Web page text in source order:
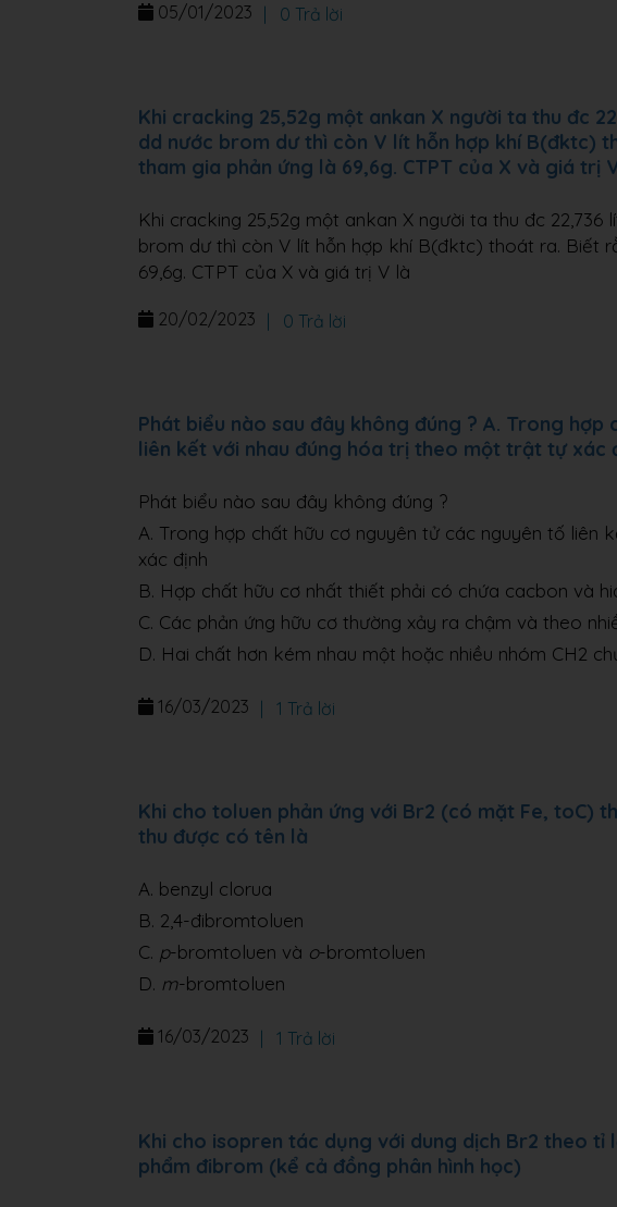
05/01/2023 0 Trả lời
Khi cracking 25,52g một ankan X người ta thu đc
dd nước brom dư thì còn V lít hỗn hợp khí B(đktc)
tham gia phản ứng là 69,6g. CTPT của X và giá trị
Khi cracking 25,52g một ankan X người ta thu đc
brom dư thì còn V lít hỗn hợp khí B(đktc) thoát ra. Biết
69,6g. CTPT của X và giá trị V là
20/02/2023 0 Trả lời
Phát biểu nào sau đây không đúng ? A. Trong
liên kết với nhau đúng hóa trị theo một trật tự xác
Phát biểu nào sau đây không đúng ?
A. Trong hợp chất hữu cơ nguyên tử các nguyên tố
xác định
B. Hợp chất hữu cơ nhất thiết phải có chứa cacbon và
C. Các phản ứng hữu cơ thường xảy ra chậm và theo
D. Hai chất hơn kém nhau một hoặc nhiều nhóm CH2
16/03/2023 1 Trả lời
Khi cho toluen phản ứng với Br2 (có mặt Fe, toC)
thu được có tên là
A. benzyl clorua
B. 2,4-đibromtoluen
C. p-bromtoluen và o-bromtoluen
D. m-bromtoluen
16/03/2023 1 Trả lời
Khi cho isopren tác dụng với dung dịch Br2 theo tỉ
phẩm đibrom (kể cả đồng phân hình học)